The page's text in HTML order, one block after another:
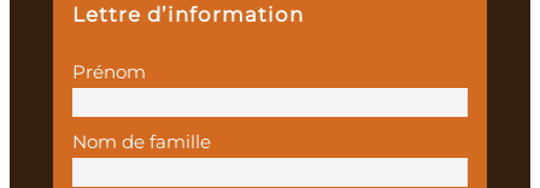
Lettre d’information
Prénom
Nom de famille